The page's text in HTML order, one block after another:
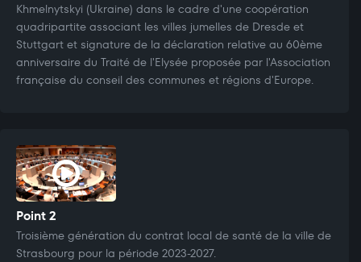
Khmelnytskyi (Ukraine) dans le cadre d'une coopération
quadripartite associant les villes jumelles de Dresde et
Stuttgart et signature de la déclaration relative au 60ème
anniversaire du Traité de l'Elysée proposée par l'Association
française du conseil des communes et régions d'Europe.
Point 2
Troisième génération du contrat local de santé de la ville de
Strasbourg pour la période 2023-2027.